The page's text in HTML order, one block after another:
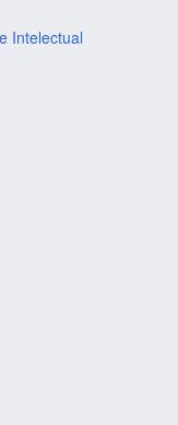
Intelectual